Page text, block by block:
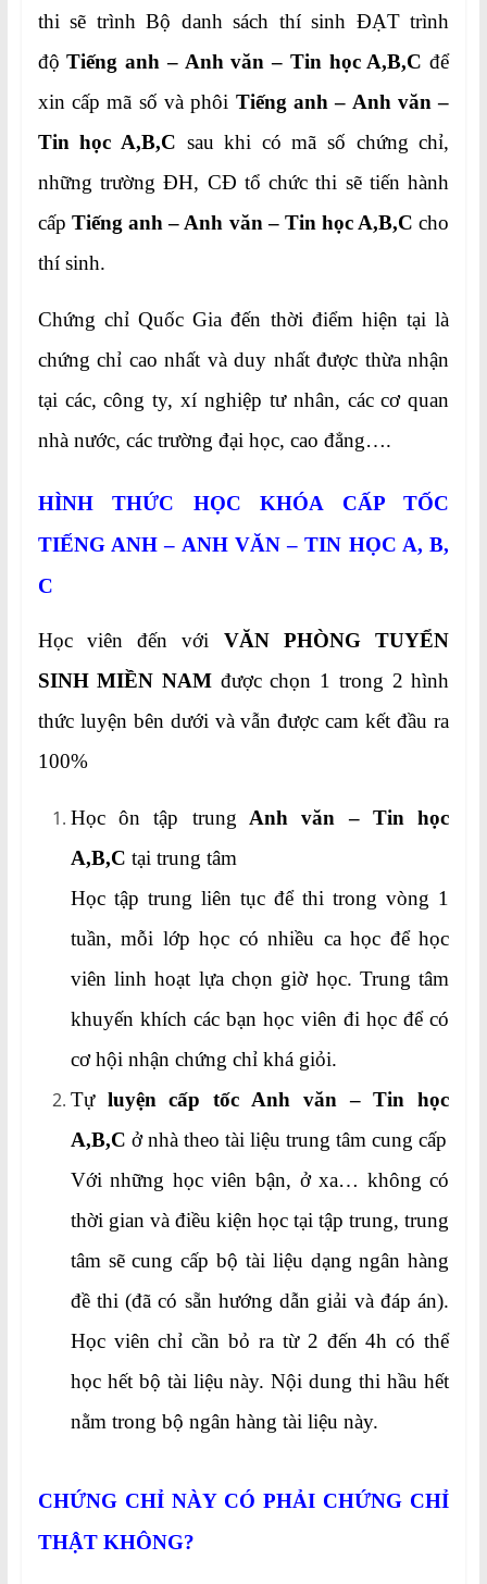
thi sẽ trình Bộ danh sách thí sinh ĐẠT trình
độ Tiếng anh – Anh văn – Tin học A,B,Cđể
xin cấp mã số và phôi Tiếng anh – Anh văn –
Tin học A,B,C sau khi có mã số chứng chỉ,
những trường ĐH, CĐ tổ chức thi sẽ tiến hành
cấp Tiếng anh –Anh văn – Tin học A,B,C cho
thí sinh.
Chứng chỉ Quốc Gia đến thời điểm hiện tại là
chứng chỉ cao nhất và duy nhất được thừa nhận
tại các, công ty, xí nghiệp tư nhân, các cơ quan
nhà nước, các trường đại học, cao đẳng….
HÌNH THỨC HỌC KHÓA CẤP TỐC
TIẾNG ANH – ANH VĂN – TIN HỌC A, B,
C
Học viên đến với VĂN PHÒNG TUYỂN
SINH MIỀN NAM được chọn 1 trong 2 hình
thức luyện bên dưới và vẫn được cam kết đầu ra
100%
Học ôn tập trung Anh văn – Tin học
A,B,C tại trung tâm
Học tập trung liên tục để thi trong vòng 1
tuần, mỗi lớp học có nhiều ca học để học
viên linh hoạt lựa chọn giờ học. Trung tâm
khuyến khích các bạn học viên đi học để có
cơ hội nhận chứng chỉ khá giỏi.
Tự luyện cấp tốc Anh văn – Tin học
A,B,C ở nhà theo tài liệu trung tâm cung cấp
Với những học viên bận, ở xa… không có
thời gian và điều kiện học tại tập trung, trung
tâm sẽ cung cấp bộ tài liệu dạng ngân hàng
đề thi (đã có sẵn hướng dẫn giải và đáp án).
Học viên chỉ cần bỏ ra từ 2 đến 4h có thể
học hết bộ tài liệu này. Nội dung thi hầu hết
nằm trong bộ ngân hàng tài liệu này.
CHỨNG CHỈ NÀY CÓ PHẢI CHỨNG CHỈ
THẬT KHÔNG?